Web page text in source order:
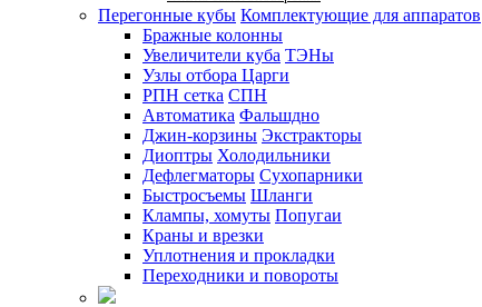
Перегонные кубы Комплектующие для аппаратов
Бражные колонны
Увеличители куба ТЭНы
Узлы отбора Царги
РПН сетка СПН
Автоматика Фальшдно
Джин-корзины Экстракторы
Диоптры Холодильники
Дефлегматоры Сухопарники
Быстросъемы Шланги
Клампы, хомуты Попугаи
Краны и врезки
Уплотнения и прокладки
Переходники и повороты